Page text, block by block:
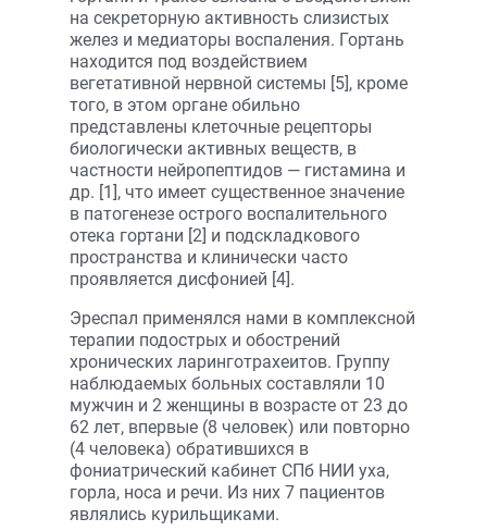
на секреторную активность слизистых
желез и медиаторы воспаления. Гортань
находится под воздействием
вегетативной нервной системы [5], кроме
того, в этом органе обильно
представлены клеточные рецепторы
биологически активных веществ, в
частности нейропептидов — гистамина и
др. [1], что имеет существенное значение
в патогенезе острого воспалительного
отека гортани [2] и подскладкового
пространства и клинически часто
проявляется дисфонией [4].
Эреспал применялся нами в комплексной
терапии подострых и обострений
хронических ларинготрахеитов. Группу
наблюдаемых больных составляли 10
мужчин и 2 женщины в возрасте от 23 до
62 лет, впервые (8 человек) или повторно
(4 человека) обратившихся в
фониатрический кабинет СПб НИИ уха,
горла, носа и речи. Из них 7 пациентов
являлись курильщиками.